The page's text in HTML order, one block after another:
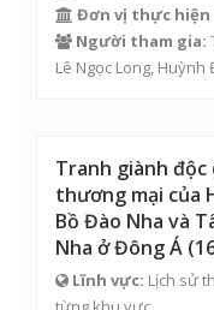
Đơn vị thực hiện
Người tham gia:
Lê Ngọc Long, Huỳnh
Tranh giành độc
thương mại của
Bồ Đào Nha và
Nha ở Đông Á
Lĩnh vực: Lịch sử